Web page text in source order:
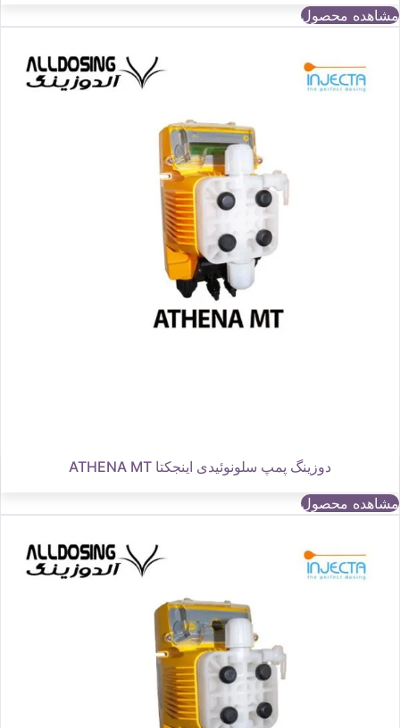
مشاهده محصول
دوزینگ پمپ سلونوئیدی اینجکتا ATHENA MT
مشاهده محصول